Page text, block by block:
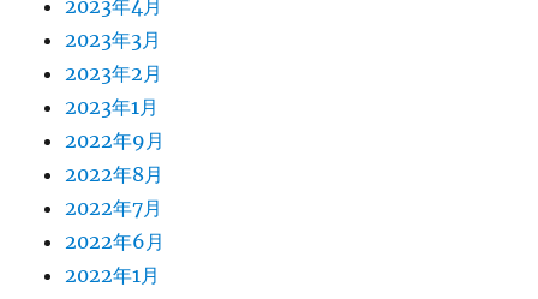
2023年4月
2023年3月
2023年2月
2023年1月
2022年9月
2022年8月
2022年7月
2022年6月
2022年1月